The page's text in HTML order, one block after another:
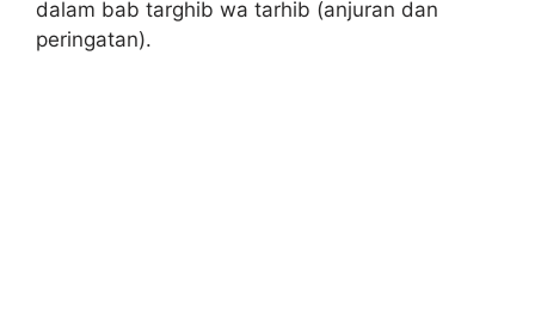
dalam bab targhib wa tarhib (anjuran dan
peringatan).